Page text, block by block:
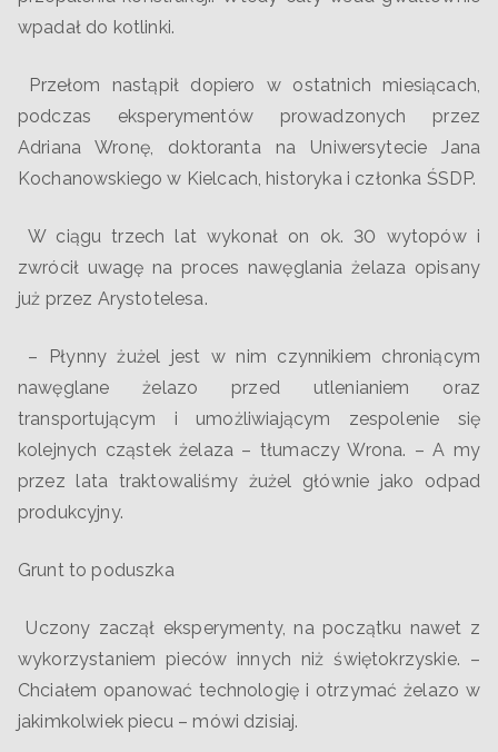
wpadał do kotlinki.
Przełom nastąpił dopiero w ostatnich miesiącach,
podczas eksperymentów prowadzonych przez
Adriana Wronę, doktoranta na Uniwersytecie Jana
Kochanowskiego w Kielcach, historyka i członka ŚSDP.
W ciągu trzech lat wykonał on ok. 30 wytopów i
zwrócił uwagę na proces nawęglania żelaza opisany
już przez Arystotelesa.
– Płynny żużel jest w nim czynnikiem chroniącym
nawęglane żelazo przed utlenianiem oraz
transportującym i umożliwiającym zespolenie się
kolejnych cząstek żelaza – tłumaczy Wrona. – A my
przez lata traktowaliśmy żużel głównie jako odpad
produkcyjny.
Grunt to poduszka
Uczony zaczął eksperymenty, na początku nawet z
wykorzystaniem pieców innych niż świętokrzyskie. –
Chciałem opanować technologię i otrzymać żelazo w
jakimkolwiek piecu – mówi dzisiaj.